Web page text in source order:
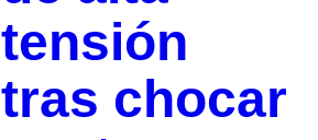
tensión
tras chocar